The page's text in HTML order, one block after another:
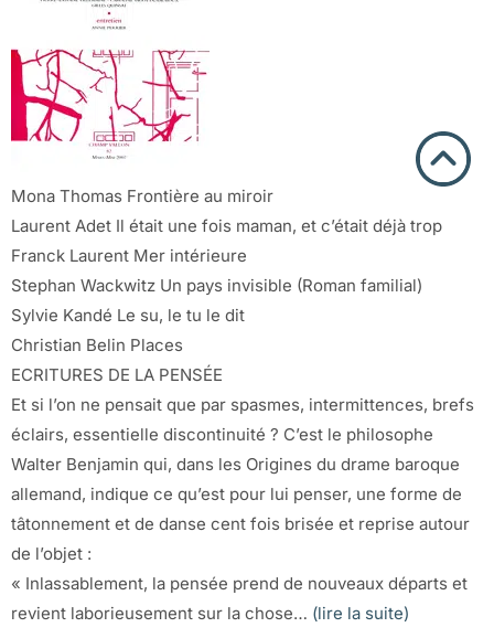
Mona Thomas Frontière au miroir
Laurent Adet Il était une fois maman, et c’était déjà trop
Franck Laurent Mer intérieure
Stephan Wackwitz Un pays invisible (Roman familial)
Sylvie Kandé Le su, le tu le dit
Christian Belin Places
ECRITURES DE LA PENSÉE
Et si l’on ne pensait que par spasmes, intermittences, brefs
éclairs, essentielle discontinuité ? C’est le philosophe
Walter Benjamin qui, dans les Origines du drame baroque
allemand, indique ce qu’est pour lui penser, une forme de
tâtonnement et de danse cent fois brisée et reprise autour
de l’objet :
« Inlassablement, la pensée prend de nouveaux départs et
revient laborieusement sur la chose… (lire la suite)